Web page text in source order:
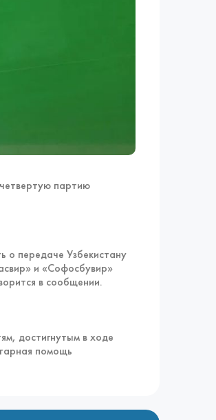
партию
о передаче Узбекистану
и «Софосбувир»
в сообщении.
достигнутым в ходе
помощь